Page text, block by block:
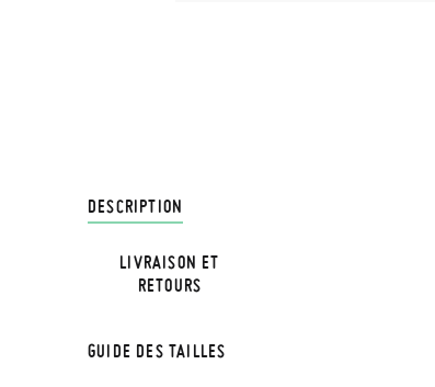
DESCRIPTION
LIVRAISON ET
RETOURS
GUIDE DES TAILLES